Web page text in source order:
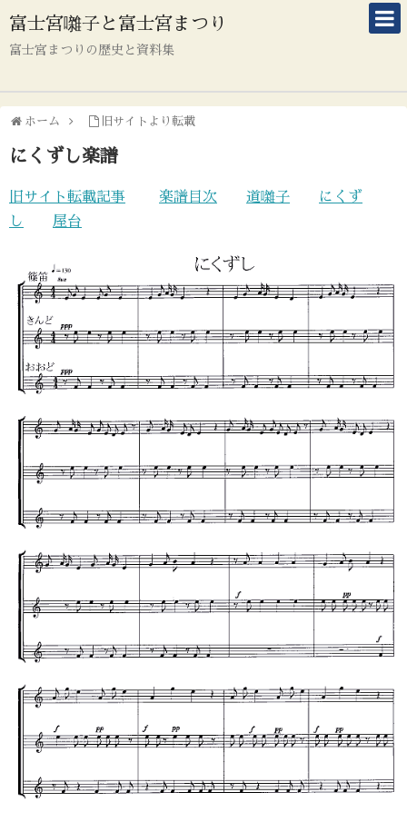
富士宮囃子と富士宮まつり
富士宮まつりの歴史と資料集
ホーム 旧サイトより転載
にくずし楽譜
旧サイト転載記事 楽譜目次 道囃子
にくず
し
屋台